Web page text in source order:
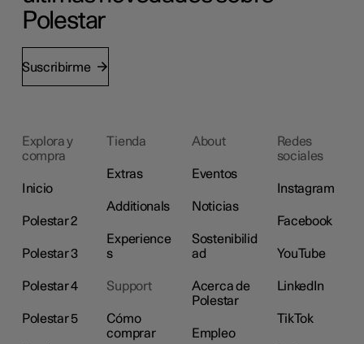
Polestar
Suscribirme
Explora y
compra
Inicio
Polestar 2
Polestar 3
Polestar 4
Polestar 5
Tienda
Extras
Additionals
Experience
s
Support
Cómo
comprar
About
Eventos
Noticias
Sostenibilid
ad
Acerca de
Polestar
Empleo
Redes
sociales
Instagram
Facebook
YouTube
LinkedIn
TikTok